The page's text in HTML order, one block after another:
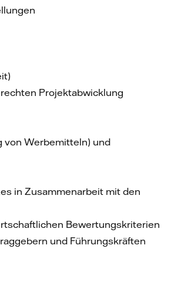
Projektabwicklung
von Werbemitteln) und
in Zusammenarbeit mit den
Bewertungskriterien
und Führungskräften